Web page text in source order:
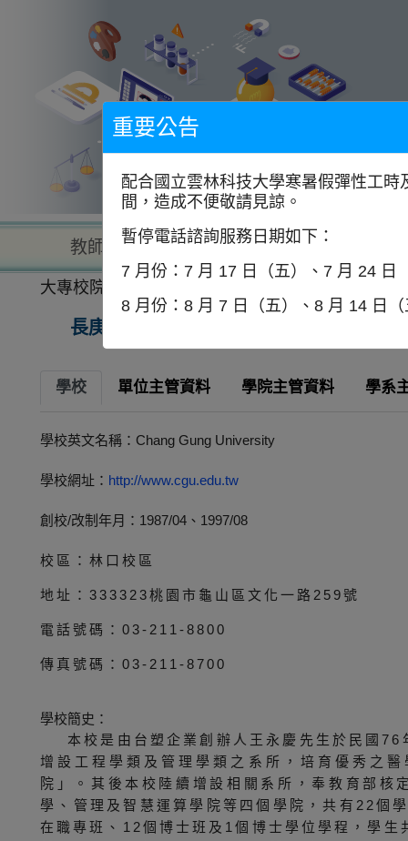
教師查詢 學校查詢
大專校院一覽表
長庚大學
學校 單位主管資料 學院主管資料 學系
學校英文名稱：Chang Gung University
學校網址： http://www.cgu.edu.tw
創校/改制年月：1987/04、1997/08
校區：林口校區
地址：333323桃園市龜山區文化一路259號
電話號碼：03-211-8800
傳真號碼：03-211-8700
學校簡史：
本校是由台塑企業創辦人王永慶先生於民國
增設工程學類及管理學類之系所，培育優秀之
院」。其後本校陸續增設相關系所，奉教育部
學、管理及智慧運算學院等四個學院，共有22個
在職專班、12個博士班及1個博士學位學程，學
重要公告
配合國立雲林科技大學寒暑假彈性工
間，造成不便敬請見諒。
暫停電話諮詢服務日期如下：
7 月份：7 月 17 日（五）、7 月 24 日
8 月份：8 月 7 日（五）、8 月 14 日（